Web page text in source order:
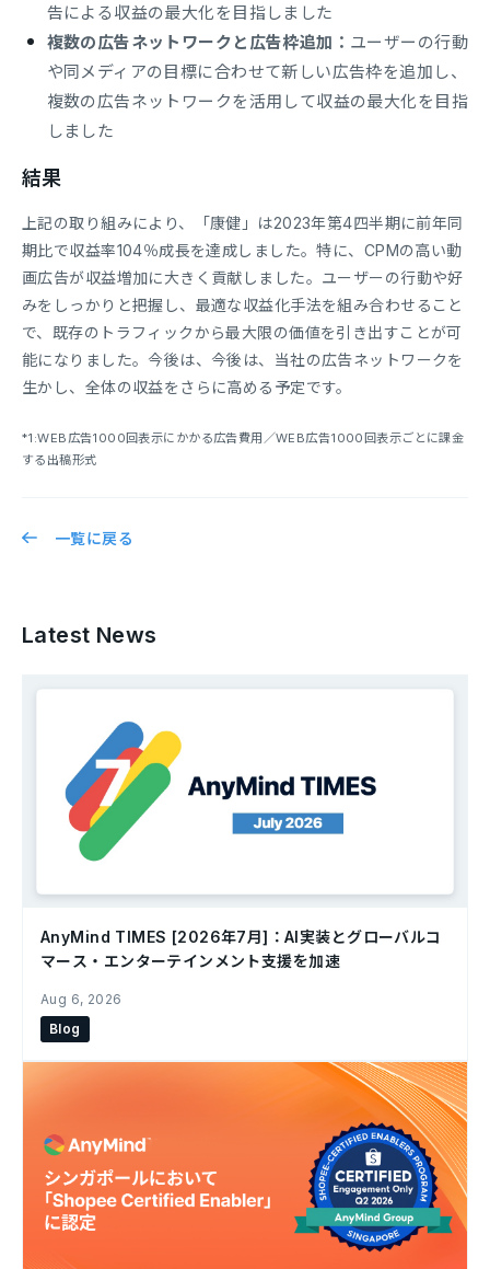
告による収益の最大化を目指しました
複数の広告ネットワークと広告枠追加： ユーザーの行動
や同メディアの目標に合わせて新しい広告枠を追加し、
複数の広告ネットワークを活用して収益の最大化を目指
しました
結果
上記の取り組みにより、「康健」は2023年第4四半期に前年同
期比で収益率104％成長を達成しました。特に、CPMの高い動
画広告が収益増加に大きく貢献しました。ユーザーの行動や好
みをしっかりと把握し、最適な収益化手法を組み合わせること
で、既存のトラフィックから最大限の価値を引き出すことが可
能になりました。今後は、今後は、当社の広告ネットワークを
生かし、全体の収益をさらに高める予定です。
*1:WEB広告1000回表示にかかる広告費用／WEB広告1000回表示ごとに課金
する出稿形式
一覧に戻る
Latest News
AnyMind TIMES [2026年7月]：AI実装とグローバルコ
マース・エンターテインメント支援を加速
Aug 6, 2026
Blog